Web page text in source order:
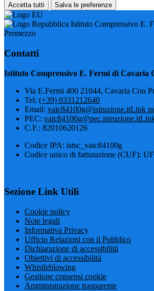
Accetta tutti Salva le preferenze
Istituto Comprensivo E.
Premezzo
Contatti
Istituto Comprensivo E. Fermi di Cavaria
Via E.Fermi 400 21044, Cavaria Con
Tel: (+39) 0331212640
Email: vaic84100g@istruzione.itLink
PEC: vaic84100g@pec.istruzione.it
C.F.: 82010620126
Codice IPA: istsc_vaic84100g
Codice unico di fatturazione (CUF):
Sezione Link Utili
Cookie policy
Note legali
Informativa Privacy
Ufficio Relazioni con il Pubblico
Dichiarazione di accessibilità
Obiettivi di accessibilità
Whistleblowing
Gestione consensi cookie
Amministrazione trasparente